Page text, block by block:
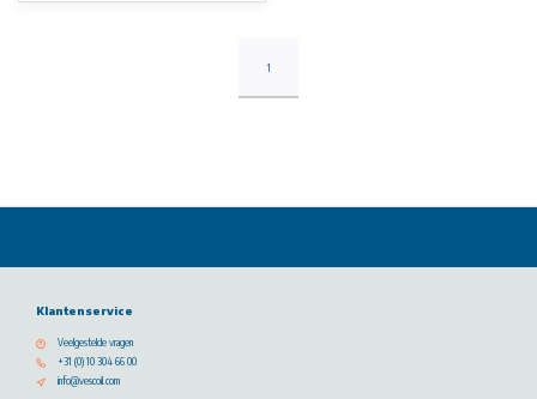
1
Klantenservice
Veelgestelde vragen
+31 (0) 10 304 66 00
info@vescoil.com